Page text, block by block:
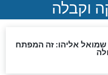
תהיה אפיקורסות
מאוד של